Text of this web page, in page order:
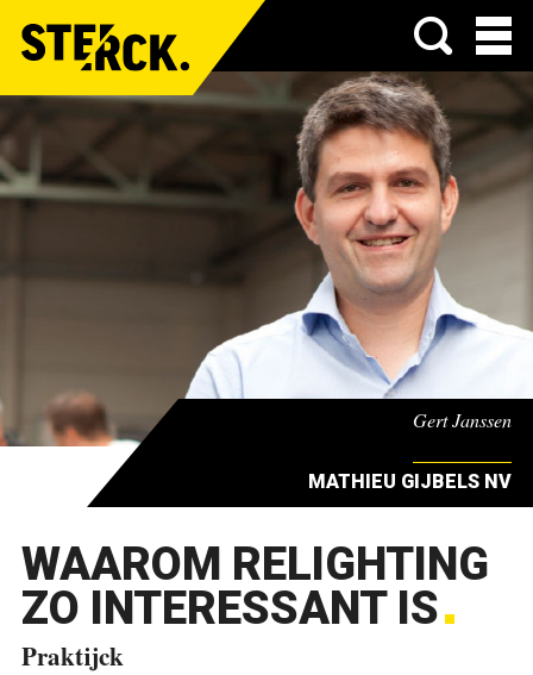
Menu
Gert Janssen
MATHIEU GIJBELS NV
WAAROM RELIGHTING
ZO INTERESSANT IS
Praktijck